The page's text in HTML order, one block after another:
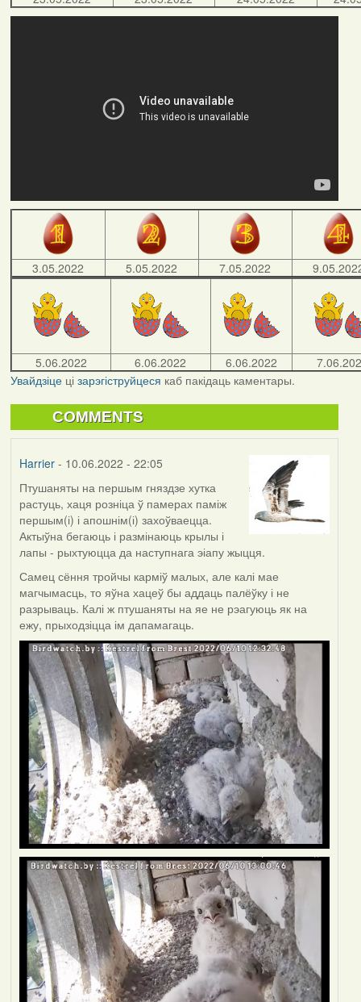
3.05.2022 5.05.2022 7.05.2022
5.06.2022 6.06.2022 6.06.2022
Увайдзіцеці зарэгіструйцеся каб пакідаць каментары.
COMMENTS
Harrier- 10.06.2022 - 22:05
Птушаняты на першым гняздзе хутка
растуць, хаця розніца ў памерах паміж
першым(і) і апошнім(і) захоўваецца.
Актыўна бегаюць і размінаюць крылы і
лапы - рыхтуюцца да наступнага эіапу жыцця.
Самец сёння тройчы карміў малых, але калі мае
магчымасць, то яўна хацеў бы аддаць палёўку і не
разрываць. Калі ж птушаняты на яе не рэагуюць як на
ежу, прыходзіцца ім дапамагаць.